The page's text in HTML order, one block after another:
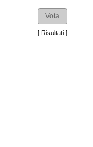
[ Risultati ]